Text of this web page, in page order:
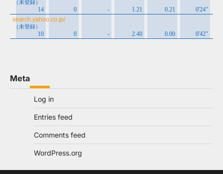
Meta
Log in
Entries feed
Comments feed
WordPress.org